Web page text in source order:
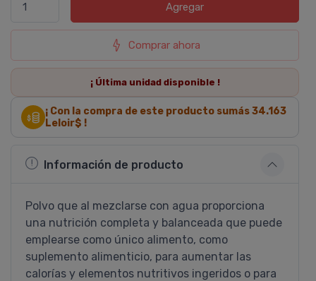
Agregar
Comprar ahora
¡ Última unidaddisponible !
¡ Con la compra de este producto sumás34.163
Leloir$ !
Información de producto
Polvo que al mezclarse con agua proporciona
una nutrición completa y balanceada que puede
emplearse como único alimento, como
suplemento alimenticio, para aumentar las
calorí­as y elementos nutritivos ingeridos o para